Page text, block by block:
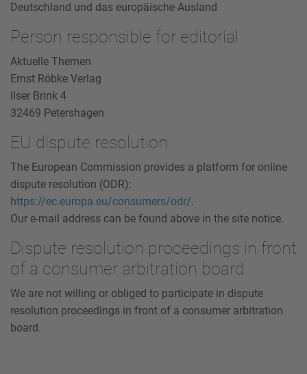
Deutschland und das europäische Ausland
Person responsible for editorial
Aktuelle Themen
Ernst Röbke Verlag
Ilser Brink 4
32469 Petershagen
EU dispute resolution
The European Commission provides a platform for online
dispute resolution (ODR):
https://ec.europa.eu/consumers/odr/.
Our e-mail address can be found above in the site notice.
Dispute resolution proceedings in front
of a consumer arbitration board
We are not willing or obliged to participate in dispute
resolution proceedings in front of a consumer arbitration
board.